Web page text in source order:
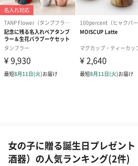
女の子に贈る誕生日プレゼント
酒器）の人気ランキング(2件)